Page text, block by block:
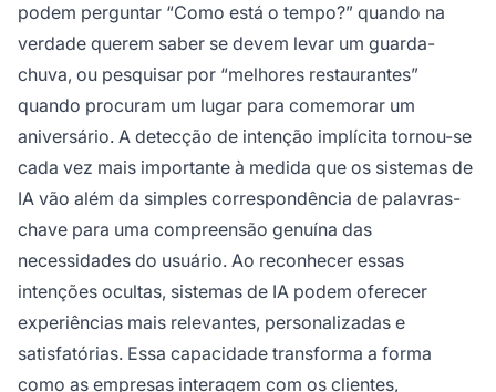
podem perguntar “Como está o tempo?” quando na
verdade querem saber se devem levar um guarda-
chuva, ou pesquisar por “melhores restaurantes”
quando procuram um lugar para comemorar um
aniversário. A detecção de intenção implícita tornou-se
cada vez mais importante à medida que os sistemas de
IA vão além da simples correspondência de palavras-
chave para uma compreensão genuína das
necessidades do usuário. Ao reconhecer essas
intenções ocultas, sistemas de IA podem oferecer
experiências mais relevantes, personalizadas e
satisfatórias. Essa capacidade transforma a forma
como as empresas interagem com os clientes,